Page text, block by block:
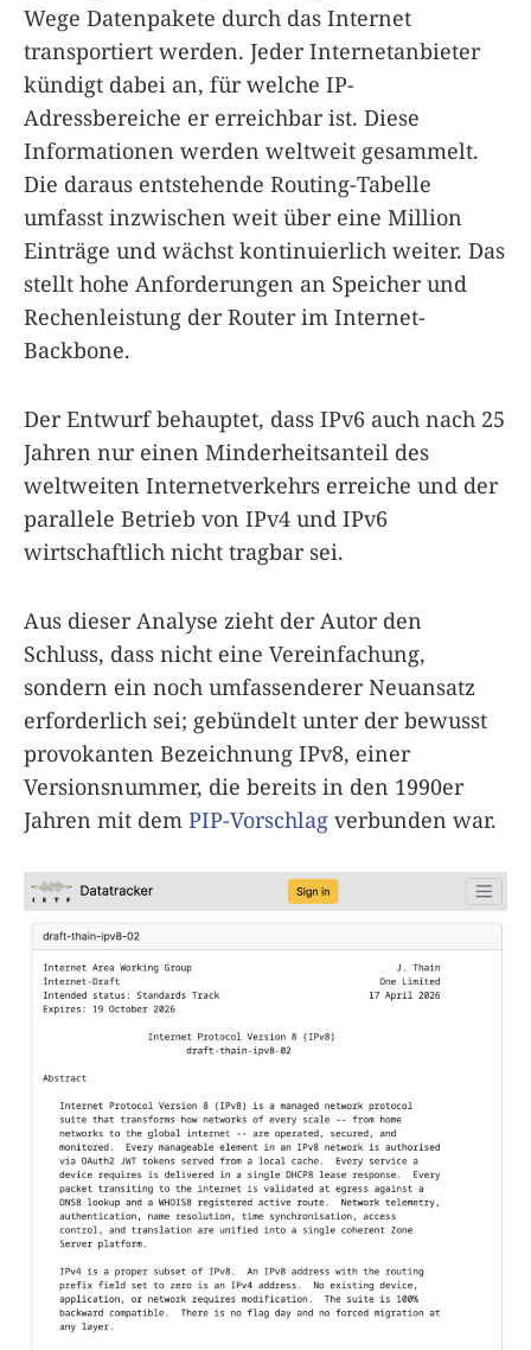
Wege Datenpakete durch das Internet
transportiert werden. Jeder Internetanbieter
kündigt dabei an, für welche IP-
Adressbereiche er erreichbar ist. Diese
Informationen werden weltweit gesammelt.
Die daraus entstehende Routing-Tabelle
umfasst inzwischen weit über eine Million
Einträge und wächst kontinuierlich weiter. Das
stellt hohe Anforderungen an Speicher und
Rechenleistung der Router im Internet-
Backbone.
Der Entwurf behauptet, dass IPv6 auch nach 25
Jahren nur einen Minderheitsanteil des
weltweiten Internetverkehrs erreiche und der
parallele Betrieb von IPv4 und IPv6
wirtschaftlich nicht tragbar sei.
Aus dieser Analyse zieht der Autor den
Schluss, dass nicht eine Vereinfachung,
sondern ein noch umfassenderer Neuansatz
erforderlich sei; gebündelt unter der bewusst
provokanten Bezeichnung IPv8, einer
Versionsnummer, die bereits in den 1990er
Jahren mit dem PIP-Vorschlag verbunden war.